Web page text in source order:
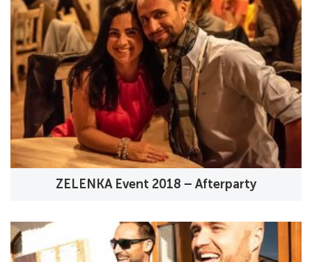
ZELENKA Event 2018 – Afterparty